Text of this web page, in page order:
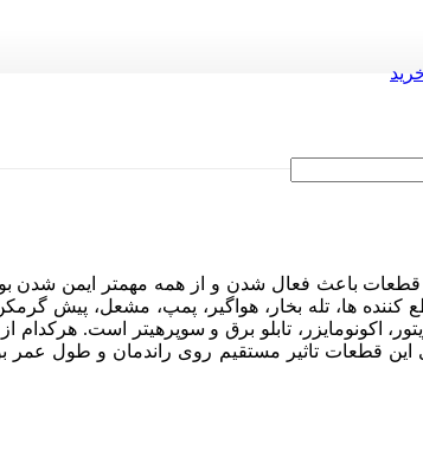
باعث فعال شدن و از همه مهمتر ایمن شدن
ها، تله بخار، هواگیر، پمپ، مشعل، پیش
اکونومایزر، تابلو برق و سوپرهیتر است. هرکدام
قطعات تاثیر مستقیم روی راندمان و طول عمر